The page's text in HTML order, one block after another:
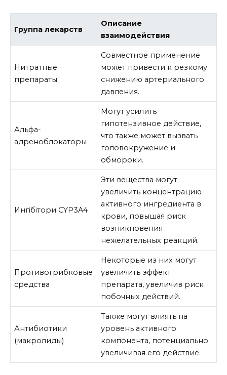
Группа лекарств
Описание
взаимодействия
Нитратные
препараты
Совместное применение
может привести к резкому
снижению артериального
давления.
Альфа-
адреноблокаторы
Могут усилить
гипотензивное действие,
что также может вызвать
головокружение и
обмороки.
Ингібітори CYP3A4
Эти вещества могут
увеличить концентрацию
активного ингредиента в
крови, повышая риск
возникновения
нежелательных реакций.
Противогрибковые
средства
Некоторые из них могут
увеличить эффект
препарата, увеличив риск
побочных действий.
Антибиотики
(макролиды)
Также могут влиять на
уровень активного
компонента, потенциально
увеличивая его действие.